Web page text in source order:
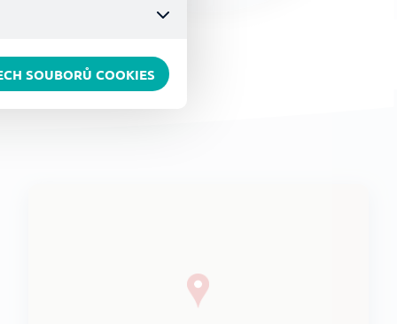
se nevhodným
SOUBORŮ COOKIES